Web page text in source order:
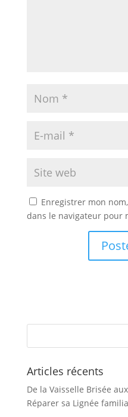
Enregistrer mon
dans le navigateur pour
Articles récents
De la Vaisselle Brisée
Réparer sa Lignée